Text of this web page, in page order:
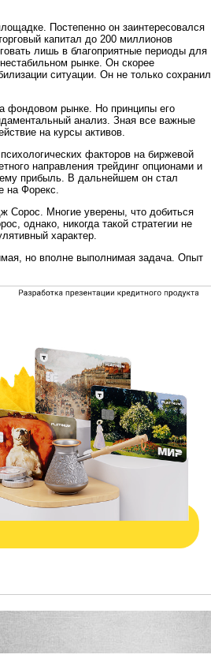
Постепенно он заинтересовался
капитал до 200 миллионов
лишь в благоприятные периоды для
рынке. Он скорее
ситуации. Он не только сохранил
фондовом рынке. Но принципы его
анализ. Зная все важные
на курсы активов.
факторов на биржевой
направления трейдинг опционами и
прибыль. В дальнейшем он стал
на Форекс.
Сорос. Многие уверены, что добиться
однако, никогда такой стратегии не
характер.
но вполне выполнимая задача. Опыт